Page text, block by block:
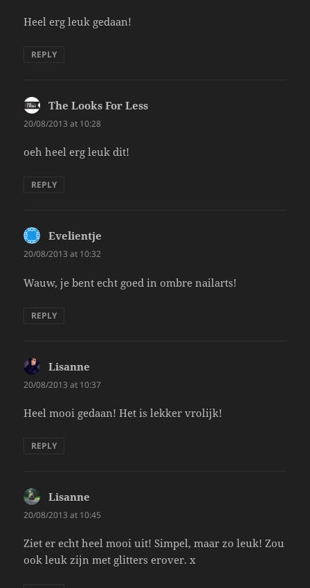
Heel erg leuk gedaan!
REPLY
The Looks For Less
20/08/2013 at 10:28
oeh heel erg leuk dit!
REPLY
Evelientje
20/08/2013 at 10:32
Wauw, je bent echt goed in ombre nailarts!
REPLY
Lisanne
20/08/2013 at 10:37
Heel mooi gedaan! Het is lekker vrolijk!
REPLY
Lisanne
20/08/2013 at 10:45
Ziet er echt heel mooi uit! Simpel, maar zo leuk! Zou
ook leuk zijn met glitters erover. x